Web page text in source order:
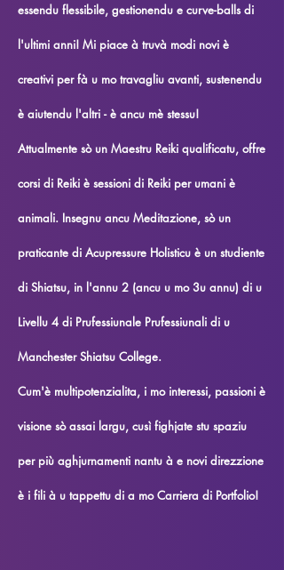
essendu flessibile, gestionendu e curve-balls di
l'ultimi anni! Mi piace à truvà modi novi è
creativi per fà u mo travagliu avanti, sustenendu
è aiutendu l'altri - è ancu mè stessu!
Attualmente sò un Maestru Reiki qualificatu, offre
corsi di Reiki è sessioni di Reiki per umani è
animali. Insegnu ancu Meditazione, sò un
praticante di Acupressure Holisticu è un studiente
di Shiatsu, in l'annu 2 (ancu u mo 3u annu) di u
Livellu 4 di Prufessiunale Prufessiunali di u
Manchester Shiatsu College.
Cum'è multipotenzialita, i mo interessi, passioni è
visione sò assai largu, cusì fighjate stu spaziu
per più aghjurnamenti nantu à e novi direzzione
è i fili à u tappettu di a mo Carriera di Portfolio!